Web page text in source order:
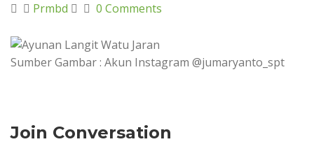
Artikel
Kontak Kami
Prmbd 0 Comments
Sumber Gambar : Akun Instagram @jumaryanto_spt
Join Conversation